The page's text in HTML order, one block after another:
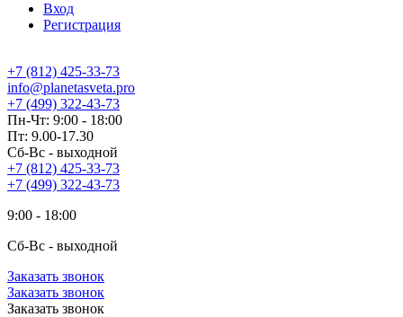
Вход
Регистрация
+7 (812) 425-33-73
info@planetasveta.pro
+7 (499) 322-43-73
Пн-Чт: 9:00 - 18:00
Пт: 9.00-17.30
Сб-Вс - выходной
+7 (812) 425-33-73
+7 (499) 322-43-73
9:00 - 18:00
Сб-Вс - выходной
Заказать звонок
Заказать звонок
Заказать звонок